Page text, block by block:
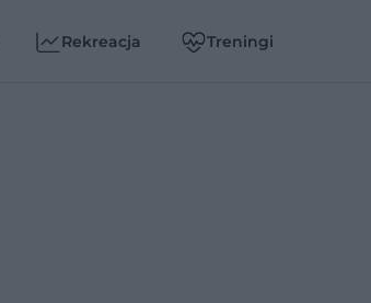
Rekreacja Treningi